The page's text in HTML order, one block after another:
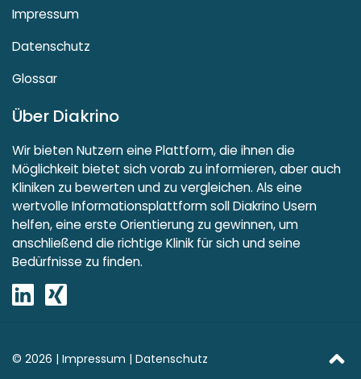
Impressum
Datenschutz
Glossar
Über Diakrino
Wir bieten Nutzern eine Plattform, die ihnen die
Möglichkeit bietet sich vorab zu informieren, aber auch
Kliniken zu bewerten und zu vergleichen. Als eine
wertvolle Informationsplattform soll Diakrino Usern
helfen, eine erste Orientierung zu gewinnen, um
anschließend die richtige Klinik für sich und seine
Bedürfnisse zu finden.
© 2026 | Impressum | Datenschutz